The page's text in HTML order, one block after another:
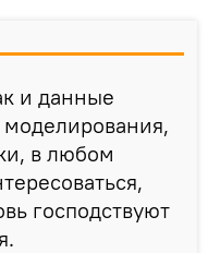
и данные
в любом
господствуют